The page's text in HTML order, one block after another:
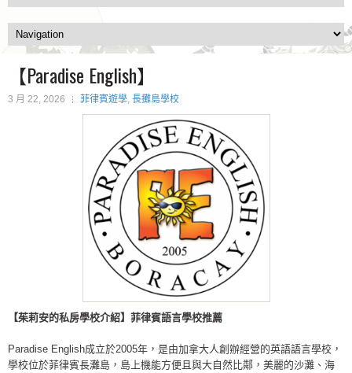
【Paradise English】
3 月 22, 2026 菲律賓遊學, 長攤島學校
【茱莉安的私房學校介紹】菲律賓語言學校推薦
Paradise English成立於2005年，是由加拿大人創辦經營的英語語言學校，
學校位於菲律賓長灘島，島上機能方便且與大自然比鄰，美麗的沙灘、海